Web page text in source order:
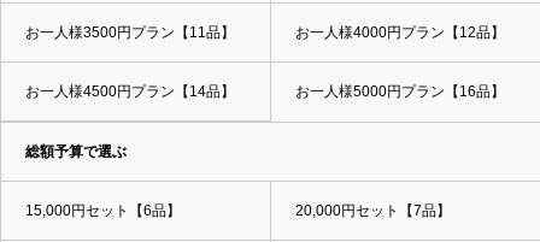
お一人様3500円プラン【11品】 お一人様4000円プラン【12品】
お一人様4500円プラン【14品】 お一人様5000円プラン【16品】
総額予算で選ぶ
15,000円セット【6品】 20,000円セット【7品】